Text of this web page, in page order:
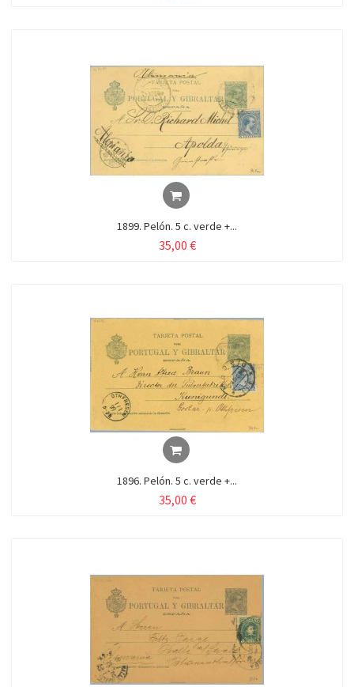
1899. Pelón. 5 c. verde +...
35,00 €
1896. Pelón. 5 c. verde +...
35,00 €